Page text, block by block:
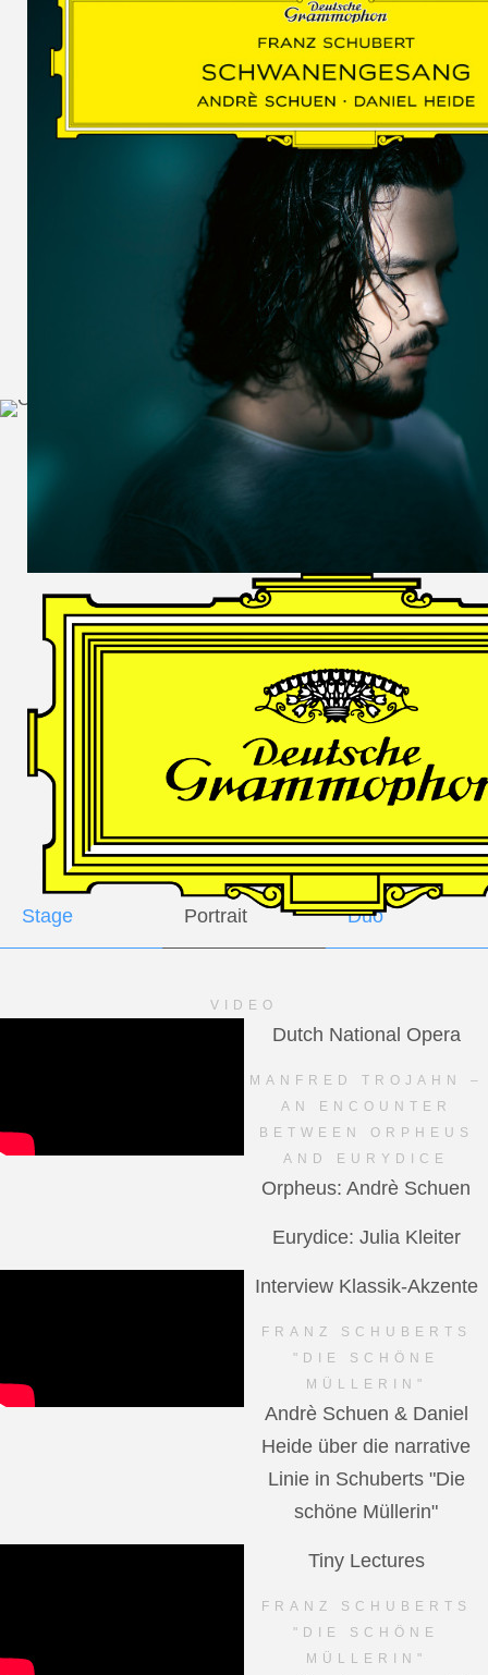
WOLF
MARTIN
SCHUMANN,
LIEDERKREIS
OP. 24
SECHS
MONOLOGE
AUS
JEDERMANN
GESÄNGE
Andrè Schuen,
Baritone
Daniel Heide,
Piano
GALLERY
Stage Portrait Duo
VIDEO
Dutch National Opera
MANFRED TROJAHN –
AN ENCOUNTER
BETWEEN ORPHEUS
AND EURYDICE
Orpheus: Andrè Schuen
Eurydice: Julia Kleiter
Interview Klassik-Akzente
FRANZ SCHUBERTS
"DIE SCHÖNE
MÜLLERIN"
Andrè Schuen & Daniel
Heide über die narrative
Linie in Schuberts "Die
schöne Müllerin"
Tiny Lectures
FRANZ SCHUBERTS
"DIE SCHÖNE
MÜLLERIN"